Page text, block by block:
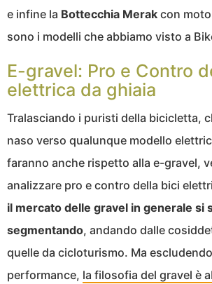
e infine la Bottecchia Merak con
sono i modelli che abbiamo visto a
E-gravel: Pro e Contro
elettrica da ghiaia
Tralasciando i puristi della bicicletta,
naso verso qualunque modello
faranno anche rispetto alla e-gravel,
analizzare pro e contro della bici
il mercato delle gravel in generale si
segmentando, andando dalle
quelle da cicloturismo. Ma
performance, la filosofia del gravel è